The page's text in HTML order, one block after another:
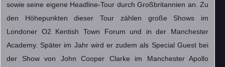
sowie seine eigene Headline-Tour durch Großbritannien an. Zu
den Höhepunkten dieser Tour zählen große Shows im
Londoner O2 Kentish Town Forum und in der Manchester
Academy. Später im Jahr wird er zudem als Special Guest bei
der Show von John Cooper Clarke im Manchester Apollo